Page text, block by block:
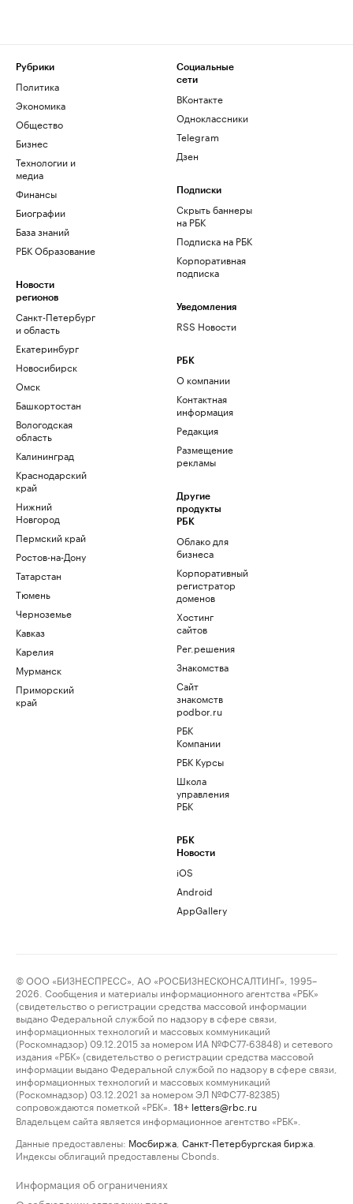
Рубрики
Политика
Экономика
Общество
Бизнес
Технологии и
медиа
Финансы
Биографии
База знаний
РБК Образование
Новости
регионов
Санкт-Петербург
и область
Екатеринбург
Новосибирск
Омск
Башкортостан
Вологодская
область
Калининград
Краснодарский
край
Нижний
Новгород
Пермский край
Ростов-на-Дону
Татарстан
Тюмень
Черноземье
Кавказ
Карелия
Мурманск
Приморский
край
Социальные
сети
ВКонтакте
Одноклассники
Telegram
Дзен
Подписки
Скрыть баннеры
на РБК
Подписка на РБК
Корпоративная
подписка
Уведомления
RSS Новости
РБК
О компании
Контактная
информация
Редакция
Размещение
рекламы
Другие
продукты
РБК
Облако для
бизнеса
Корпоративный
регистратор
доменов
Хостинг
сайтов
Рег.решения
Знакомства
Сайт
знакомств
podbor.ru
РБК
Компании
РБК Курсы
Школа
управления
РБК
РБК
Новости
iOS
Android
AppGallery
© ООО «БИЗНЕСПРЕСС», АО «РОСБИЗНЕСКОНСАЛТИНГ», 1995–
2026. Сообщения и материалы информационного агентства «РБК»
(свидетельство о регистрации средства массовой информации
выдано Федеральной службой по надзору в сфере связи,
информационных технологий и массовых коммуникаций
(Роскомнадзор) 09.12.2015 за номером ИА №ФС77-63848) и сетевого
издания «РБК» (свидетельство о регистрации средства массовой
информации выдано Федеральной службой по надзору в сфере связи,
информационных технологий и массовых коммуникаций
(Роскомнадзор) 03.12.2021 за номером ЭЛ №ФС77-82385)
сопровождаются пометкой «РБК».
18+ letters@rbc.ru
Владельцем сайта является информационное агентство «РБК».
Данные предоставлены: Мосбиржа Санкт-Петербургская биржа
Индексы облигаций предоставлены Cbonds.
Информация об ограничениях